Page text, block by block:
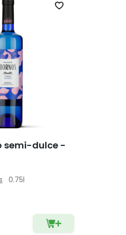
Zet op verlanglijst
semi-dulce -
0.75l